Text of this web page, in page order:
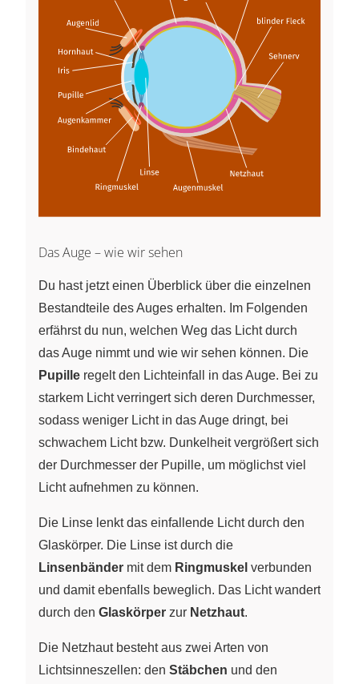
Das Auge – wie wir sehen
Du hast jetzt einen Überblick über die einzelnen
Bestandteile des Auges erhalten. Im Folgenden
erfährst du nun, welchen Weg das Licht durch
das Auge nimmt und wie wir sehen können. Die
Pupille regelt den Lichteinfall in das Auge. Bei zu
starkem Licht verringert sich deren Durchmesser,
sodass weniger Licht in das Auge dringt, bei
schwachem Licht bzw. Dunkelheit vergrößert sich
der Durchmesser der Pupille, um möglichst viel
Licht aufnehmen zu können.
Die Linse lenkt das einfallende Licht durch den
Glaskörper. Die Linse ist durch die
Linsenbänder mit dem Ringmuskel verbunden
und damit ebenfalls beweglich. Das Licht wandert
durch den Glaskörper zur Netzhaut.
Die Netzhaut besteht aus zwei Arten von
Lichtsinneszellen: den Stäbchen und den